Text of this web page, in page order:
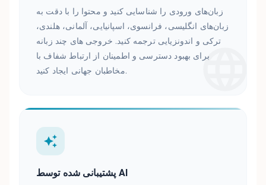
زبان‌های ورودی را شناسایی کنید و محتوا را با دقت به
زبان‌های انگلیسی، فرانسوی، اسپانیایی، آلمانی، هلندی،
ترکی و اندونزیایی ترجمه کنید. خروجی های چند زبانه
برای بهبود دسترسی و اطمینان از ارتباط شفاف با
مخاطبان جهانی ایجاد کنید.
پشتیبانی شده توسط AI